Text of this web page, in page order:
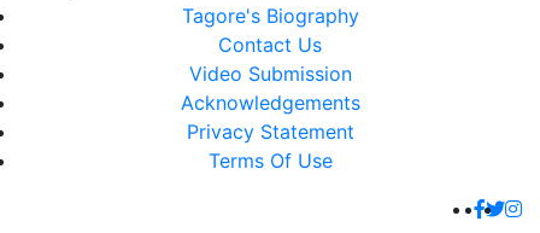
Tagore's Biography
Contact Us
Video Submission
Acknowledgements
Privacy Statement
Terms Of Use